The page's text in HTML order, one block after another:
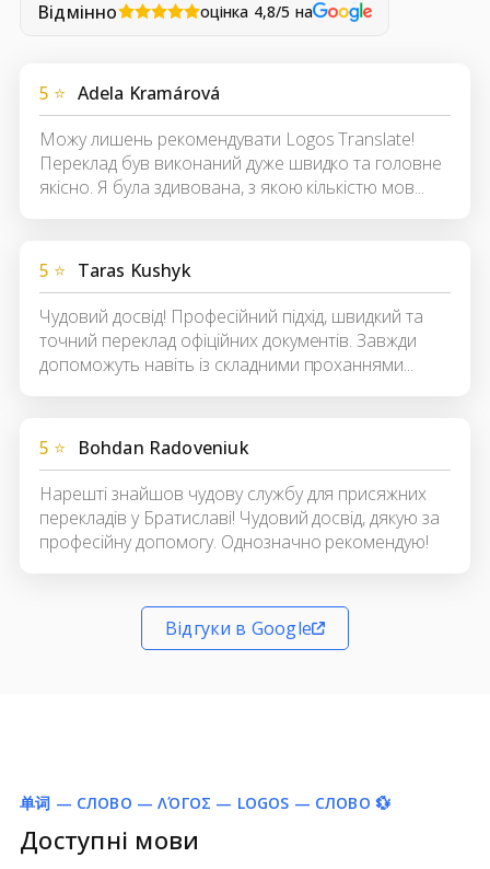
Відмінно оцінка 4,8/5 на
5 ⭐ Adela Kramárová
Можу лишень рекомендувати Logos Translate!
Переклад був виконаний дуже швидко та головне
якісно. Я була здивована, з якою кількістю мов...
5 ⭐ Taras Kushyk
Чудовий досвід! Професійний підхід, швидкий та
точний переклад офіційних документів. Завжди
допоможуть навіть із складними проханнями...
5 ⭐
Bohdan Radoveniuk
Нарешті знайшов чудову службу для присяжних
перекладів у Братиславі! Чудовий досвід, дякую за
професійну допомогу. Однозначно рекомендую!
Відгуки в Google
单词 — СЛОВО — ΛΌΓΟΣ — LOGOS — СЛОВО 💱
Доступні мови